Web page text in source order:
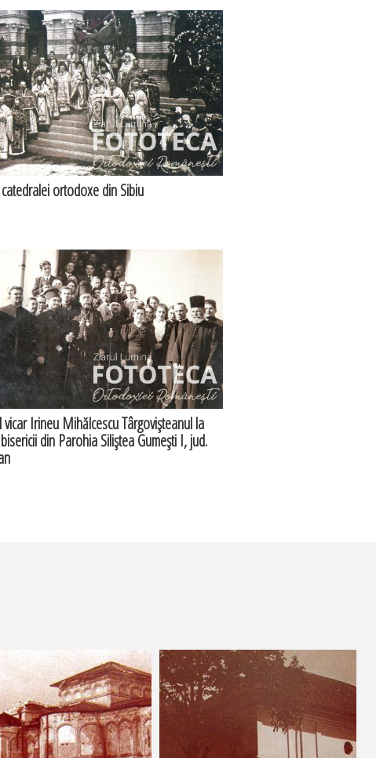
ortodoxe din Sibiu
vicar Irineu Mihălcescu Târgovişteanul la
din Parohia Siliştea Gumeşti I, jud.